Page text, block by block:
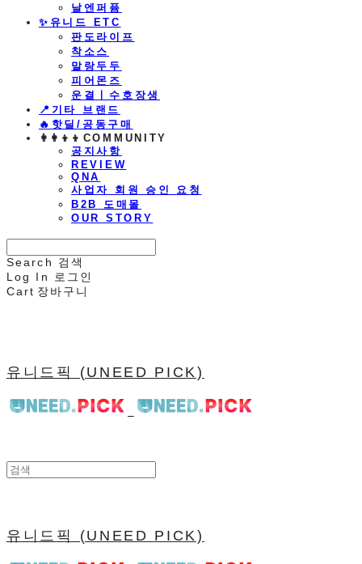
날엔퍼퓸
​✨유니드 ETC
판도라이프
착소스
말랑두두
피어몬즈
운결ㅣ수호장생
📍기타 브랜드
🔥핫딜/공동구매
👩‍👩‍👦‍👦COMMUNITY
공지사항
REVIEW
QNA
사업자 회원 승인 요청
B2B 도매몰
OUR STORY
Search
검색
Log In
로그인
Cart 장바구니
유니드픽 (UNEED PICK)
유니드픽 (UNEED PICK)